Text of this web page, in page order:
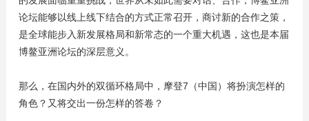
论坛能够以线上线下结合的方式正常召开，商讨新的合作之策，
是全球能步入新发展格局和新常态的一个重大机遇，这也是本届
博鳌亚洲论坛的深层意义。
那么，在国内外的双循环格局中，摩登7（中国）将扮演怎样的
角色？又将交出一份怎样的答卷？